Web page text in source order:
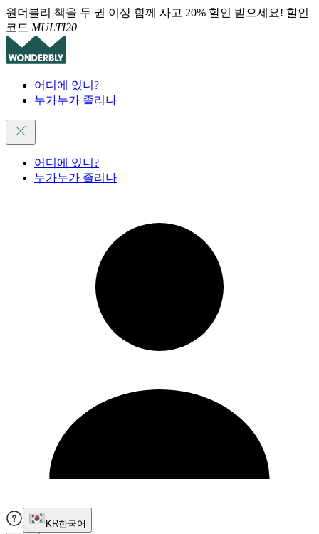
원더블리 책을 두 권 이상 함께 사고 20% 할인 받으세요! 할인
코드 MULTI20
어디에 있니?
누가누가 졸리나
어디에 있니?
누가누가 졸리나
KR한국어